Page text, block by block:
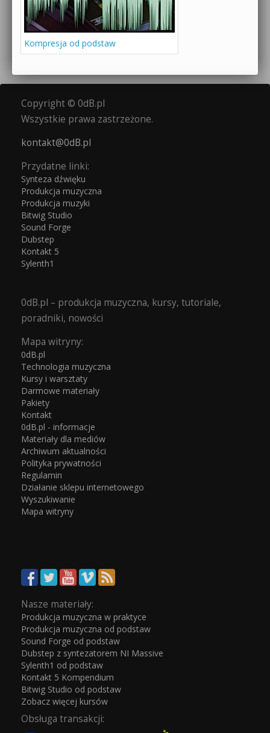
Kompresja od podstaw
Copyright © 0dB.pl
Wszystkie prawa zastrzeżone.
kontakt@0dB.pl
Przydatne linki:
Synteza dźwięku
Produkcja muzyczna
Produkcja muzyki
Bitwig Studio
Sound Forge
Dubstep
Kontakt 5
Sylenth1
0dB.pl – produkcja muzyczna, kursy, tutoriale,
poradniki, nowości
Mapa witryny:
0dB.pl
Technologia muzyczna
Kursy i warsztaty
Darmowe materiały
Pakiety
Kontakt
0dB.pl - informacje
Materiały dla mediów
Archiwum aktualności
Polityka prywatności
Regulamin
Działanie sklepu internetowego
Wyszukiwanie
Mapa witryny
Nasze materiały:
Produkcja muzyczna w praktyce
Produkcja muzyczna od podstaw
Sound Forge od podstaw
Dubstep z syntezatorem NI Massive
Sylenth1 od podstaw
Kontakt 5 Kompendium
Bitwig Studio od podstaw
Zobacz więcej kursów
Obsługa transakcji: